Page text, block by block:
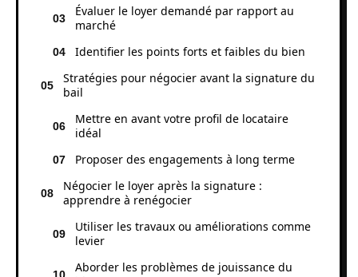
Évaluer le loyer demandé par rapport au
marché
Identifier les points forts et faibles du bien
Stratégies pour négocier avant la signature du
bail
Mettre en avant votre profil de locataire
idéal
Proposer des engagements à long terme
Négocier le loyer après la signature :
apprendre à renégocier
Utiliser les travaux ou améliorations comme
levier
Aborder les problèmes de jouissance du